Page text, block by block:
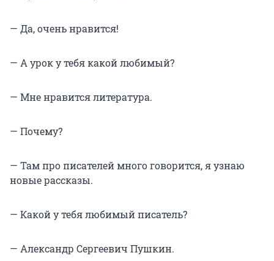
— Да, очень нравится!
— А урок у тебя какой любимый?
— Мне нравится литература.
— Почему?
— Там про писателей много говорится, я узнаю
новые рассказы.
— Какой у тебя любимый писатель?
— Александр Сергеевич Пушкин.